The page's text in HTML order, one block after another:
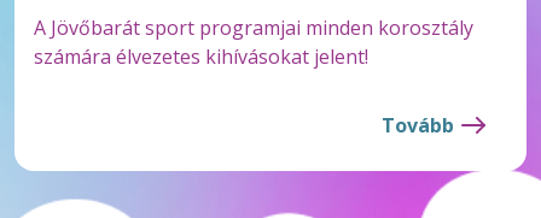
A Jövőbarát sport programjai minden korosztály
számára élvezetes kihívásokat jelent!
Tovább